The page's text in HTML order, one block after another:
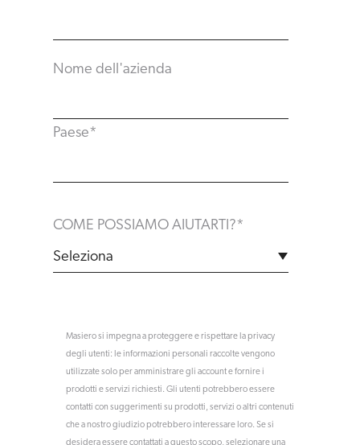
Nome dell'azienda
Paese*
COME POSSIAMO AIUTARTI?*
Masiero si impegna a proteggere e rispettare la privacy
degli utenti: le informazioni personali raccolte vengono
utilizzate solo per amministrare gli account e fornire i
prodotti e servizi richiesti. Gli utenti potrebbero essere
contatti con suggerimenti su prodotti, servizi o altri contenuti
che a nostro giudizio potrebbero interessare loro. Se si
desidera essere contattati a questo scopo, selezionare una